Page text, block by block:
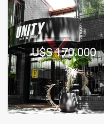
U$S 170.000